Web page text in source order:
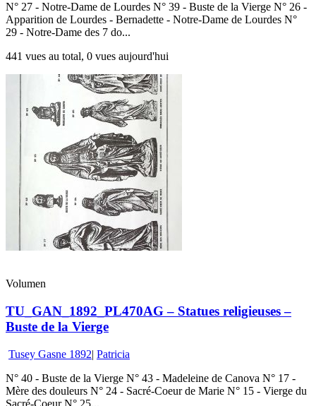
N° 27 - Notre-Dame de Lourdes N° 39 - Buste de la Vierge N° 26 -
Apparition de Lourdes - Bernadette - Notre-Dame de Lourdes N°
29 - Notre-Dame des 7 do...
441 vues au total, 0 vues aujourd'hui
Volumen
TU_GAN_1892_PL470AG – Statues religieuses –
Buste de la Vierge
Tusey Gasne 1892| Patricia
N° 40 - Buste de la Vierge N° 43 - Madeleine de Canova N° 17 -
Mère des douleurs N° 24 - Sacré-Coeur de Marie N° 15 - Vierge du
Sacré-Coeur N° 25...